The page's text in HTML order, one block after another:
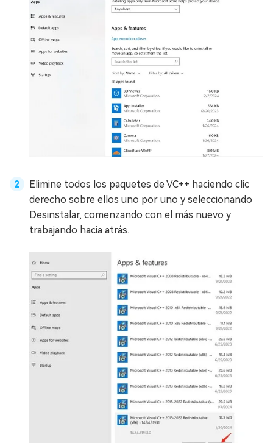
Elimine todos los paquetes de VC++ haciendo clic
derecho sobre ellos uno por uno y seleccionando
Desinstalar, comenzando con el más nuevo y
trabajando hacia atrás.